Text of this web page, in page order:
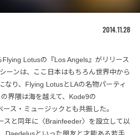
2014.11.28
Lotusの『Los Angels』がリリース
ーンは、ここ日本はもちろん世界中から
なり、Flying LotusとLAの名物パーティ
界隈は海を越えて、Kode9の
ース・ミュージックとも共振した。
スと同年に〈Brainfeeder〉を設立して以
Daedelusといった朋友と才能ある若手